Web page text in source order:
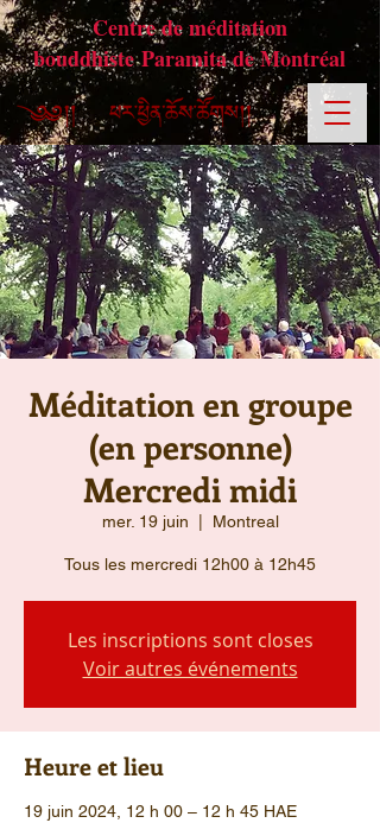
Centre de méditation
bouddhiste Paramita de Montréal
Méditation en groupe
(en personne)
Mercredi midi
mer. 19 juin Montreal
Tous les mercredi 12h00 à 12h45
Les inscriptions sont closes
Voir autres événements
Heure et lieu
19 juin 2024, 12 h 00 – 12 h 45 HAE